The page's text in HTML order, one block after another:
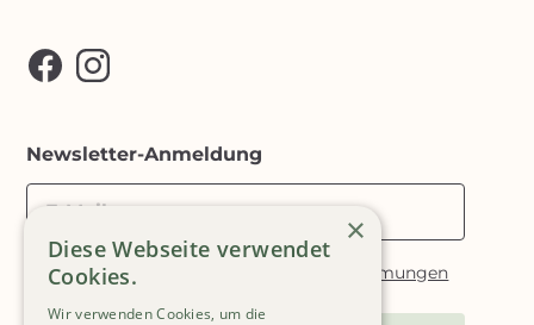
Newsletter-Anmeldung
E-Mail
Ich akzeptiere die Datenschutzbestimmungen
×
Diese Webseite verwendet
Cookies.
Wir verwenden Cookies, um die